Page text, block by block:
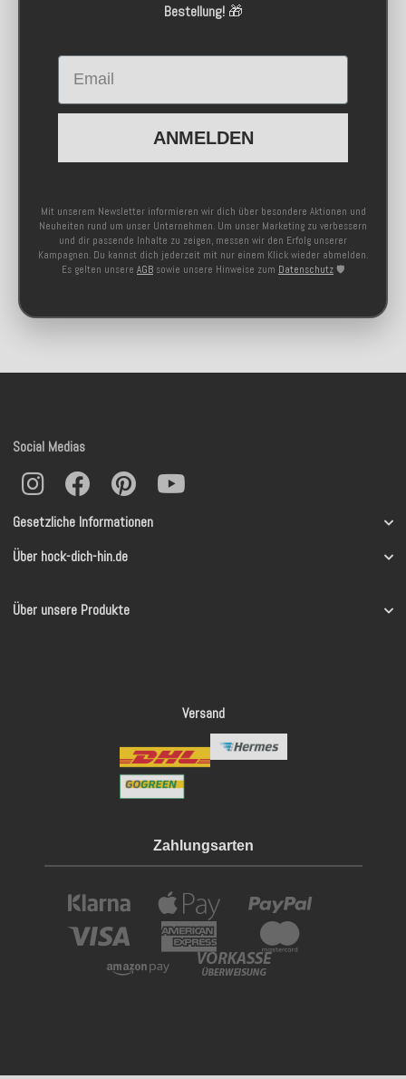
Bestellung!🎁
Email
ANMELDEN
Mit unserem Newsletter informieren wir dich über besondere Aktionen und
Neuheiten rund um unser Unternehmen. Um unser Marketing zu verbessern
und dir passende Inhalte zu zeigen, messen wir den Erfolg unserer
Kampagnen. Du kannst dich jederzeit mit nur einem Klick wieder abmelden.
Es gelten unsere AGB sowie unsere Hinweise zum Datenschutz 🛡️
Gesetzliche Informationen
Über hock-dich-hin.de
Über unsere Produkte
Social Medias
Versand
Zahlungsarten